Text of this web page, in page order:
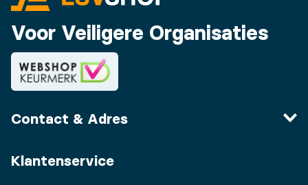
Voor Veiligere Organisaties
Contact & Adres
Klantenservice